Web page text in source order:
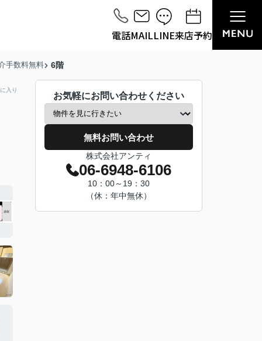
電話MAILLINE来店予約
手数料無料 6階
入り
お気軽にお問い合わせください
無料お問い合わせ
株式会社アンティ
06-6948-6106
10：00～19：30
（休：年中無休）